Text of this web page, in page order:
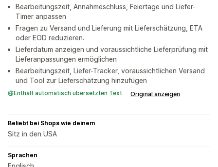
Bearbeitungszeit, Annahmeschluss, Feiertage und Liefer-
Timer anpassen
Fragen zu Versand und Lieferung mit Lieferschätzung, ETA
oder EOD reduzieren.
Lieferdatum anzeigen und voraussichtliche Lieferprüfung mit
Lieferanpassungen ermöglichen
Bearbeitungszeit, Liefer-Tracker, voraussichtlichen Versand
und Tool zur Lieferschätzung hinzufügen
Enthält automatisch übersetzten Text Original anzeigen
Beliebt bei Shops wie deinem
Sitz in den USA
Sprachen